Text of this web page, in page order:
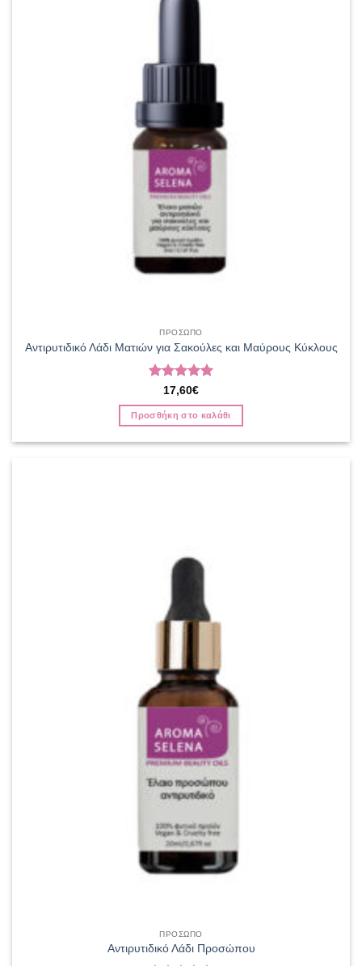
ΠΡΟΣΩΠΟ
Αντιρυτιδικό Λάδι Ματιών για Σακούλες και Μαύρους Κύκλους
Βαθμολογήθηκε
με5από 5
17,60€
Προσθήκη στο καλάθι
ΠΡΟΣΩΠΟ
Αντιρυτιδικό Λάδι Προσώπου